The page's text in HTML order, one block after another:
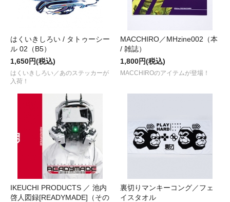
はくいきしろい / タトゥーシー
ル 02（B5）
1,650円(税込)
はくいきしろい／あのステッカーが
入荷！
MACCHIRO／MHzine002（本
/ 雑誌）
1,800円(税込)
MACCHIROのアイテムが登場！
IKEUCHI PRODUCTS ／ 池内
啓人図録[READYMADE]（その
裏切りマンキーコング／フェ
イスタオル